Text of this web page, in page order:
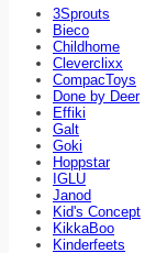
3Sprouts
Bieco
Childhome
Cleverclixx
CompacToys
Done by Deer
Effiki
Galt
Goki
Hoppstar
IGLU
Janod
Kid's Concept
KikkaBoo
Kinderfeets